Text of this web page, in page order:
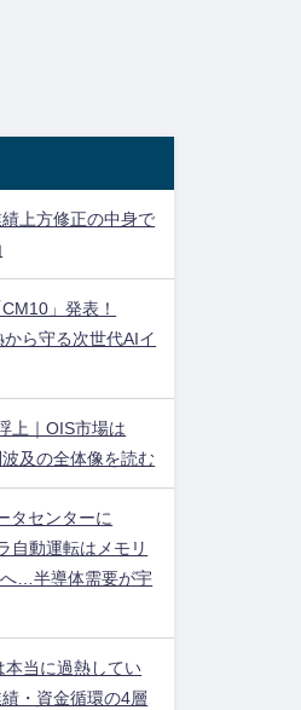
上方修正の中身で
」発表！
ら守る次世代AIイ
上｜OIS市場は
及の全体像を読む
タセンターに
自動運転はメモリ
…半導体需要が宇
本当に過熱してい
・資金循環の4層